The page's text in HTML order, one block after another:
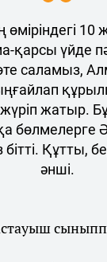
қарсы үйде
саламыз,
жатыр.
Құтты,
әнші.